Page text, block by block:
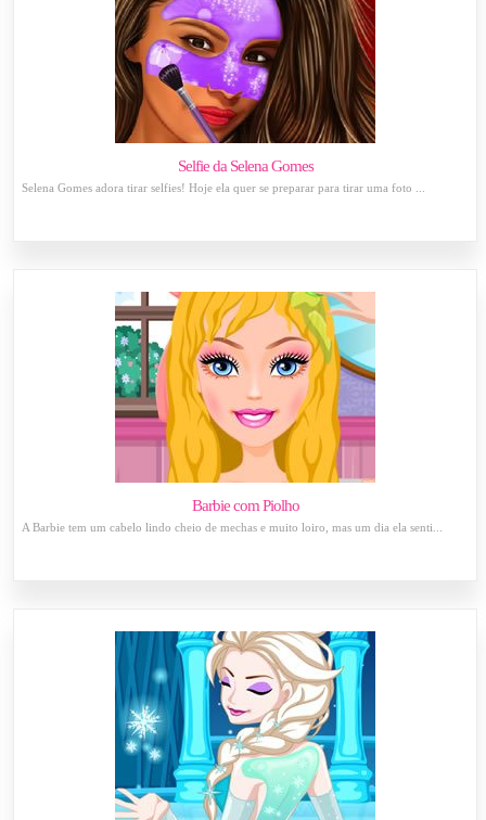
Selfie da Selena Gomes
Selena Gomes adora tirar selfies! Hoje ela quer se preparar para tirar uma foto ...
Barbie com Piolho
A Barbie tem um cabelo lindo cheio de mechas e muito loiro, mas um dia ela senti...